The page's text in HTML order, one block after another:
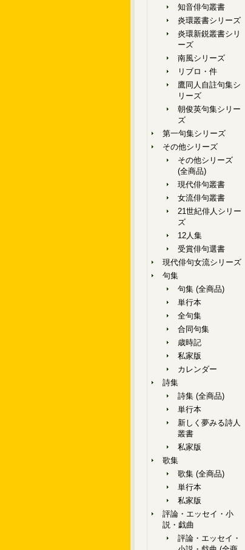
知音俳句叢書
炎環叢書シリーズ
炎環新鋭叢書シリ
ーズ
南風シリーズ
リブロ・件
鷹同人自註句集シ
リーズ
朝俊英句集シリー
ズ
第一句集シリーズ
その他シリーズ
その他シリーズ
(全商品)
現代俳句叢書
女流俳句叢書
21世紀俳人シリー
ズ
12人集
受賞俳句選書
現代俳句女流シリーズ
句集
句集 (全商品)
単行本
全句集
合同句集
歳時記
私家版
カレンダー
詩集
詩集 (全商品)
単行本
新しく夢みる詩人
叢書
私家版
歌集
歌集 (全商品)
単行本
私家版
評論・エッセイ・小
説・戯曲
評論・エッセイ・